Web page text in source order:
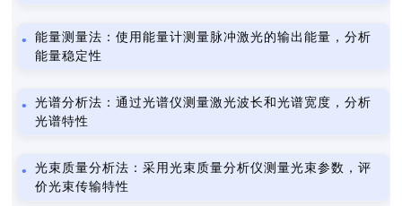
能量测量法：使用能量计测量脉冲激光的输出能量，分析
能量稳定性
光谱分析法：通过光谱仪测量激光波长和光谱宽度，分析
光谱特性
光束质量分析法：采用光束质量分析仪测量光束参数，评
价光束传输特性